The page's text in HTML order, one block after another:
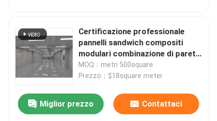
Certificazione professionale
pannelli sandwich compositi
modulari combinazione di pareti
sala pulita
MOQ：metri 500square
Prezzo：$18square meter
Miglior prezzo Contattaci